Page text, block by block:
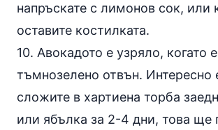
напръскате с лимонов сок, или
оставите костилката.
10. Авокадото е узряло, когато е
тъмнозелено отвън. Интересно
сложите в хартиена торба
или ябълка за 2-4 дни, това ще